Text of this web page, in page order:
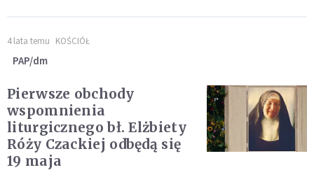
4 lata temu KOŚCIÓŁ
PAP/dm
Pierwsze obchody
wspomnienia
liturgicznego bł. Elżbiety
Róży Czackiej odbędą się
19 maja